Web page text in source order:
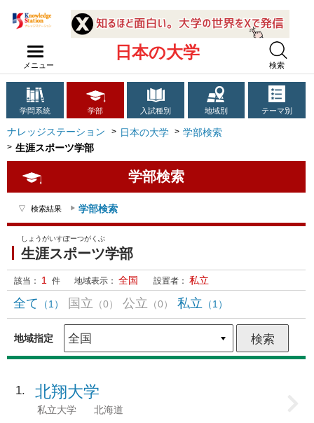
メニュー
日本の大学
検索
学問系統 学部 入試種別 地域別 テーマ別
ナレッジステーション 日本の大学
学部検索
生涯スポーツ学部
学部検索
検索結果 学部検索
しょうがいすぽーつがくぶ
生涯スポーツ学部
該当： 1 件 地域表示： 全国 設置者： 私立
全て （1） 国立 （0） 公立 （0） 私立 （1）
地域指定
1 北翔大学
私立大学 北海道